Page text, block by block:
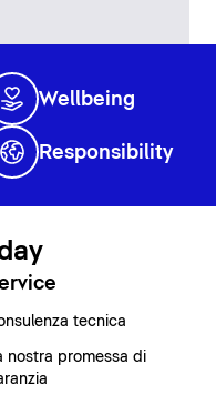
Wellbeing
Responsibility
tecnica
nostra promessa di